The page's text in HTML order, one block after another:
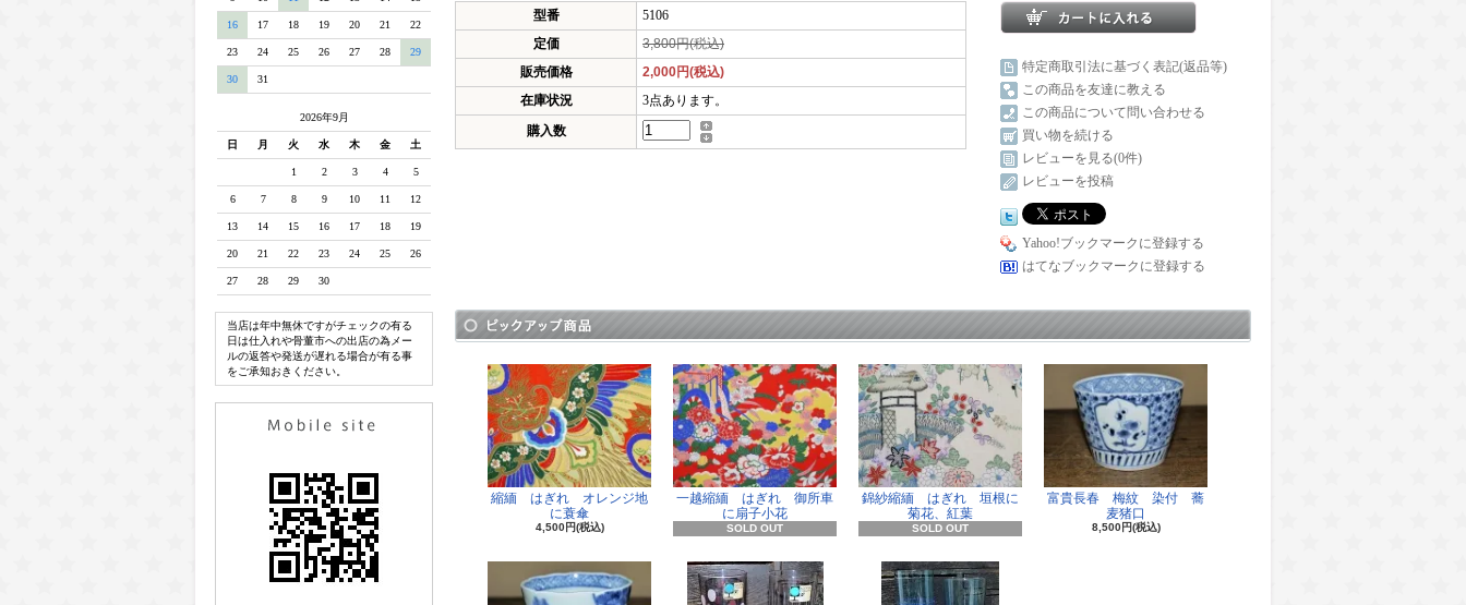
16 17 18 19 20 21 22
23 24 25 26 27 28 29
30 31
2026年9月
日 月 火 水 木 金 土
1 2 3 4 5
6 7 8 9 10 11 12
13 14 15 16 17 18 19
20 21 22 23 24 25 26
27 28 29 30
当店は年中無休ですがチェックの有る
日は仕入れや骨董市への出店の為メー
ルの返答や発送が遅れる場合が有る事
をご承知おきください。
型番
5106
定価
3,800円(税込)
販売価格
2,000円(税込)
在庫状況
3点あります。
購入数
特定商取引法に基づく表記(返品等)
この商品を友達に教える
この商品について問い合わせる
買い物を続ける
レビューを見る(0件)
レビューを投稿
Yahoo!ブックマークに登録する
はてなブックマークに登録する
縮緬 はぎれ オレンジ地
に蓑傘
4,500円(税込)
一越縮緬 はぎれ 御所車
に扇子小花
SOLD OUT
錦紗縮緬 はぎれ 垣根に
菊花、紅葉
SOLD OUT
富貴長春 梅紋 染付 蕎
麦猪口
8,500円(税込)